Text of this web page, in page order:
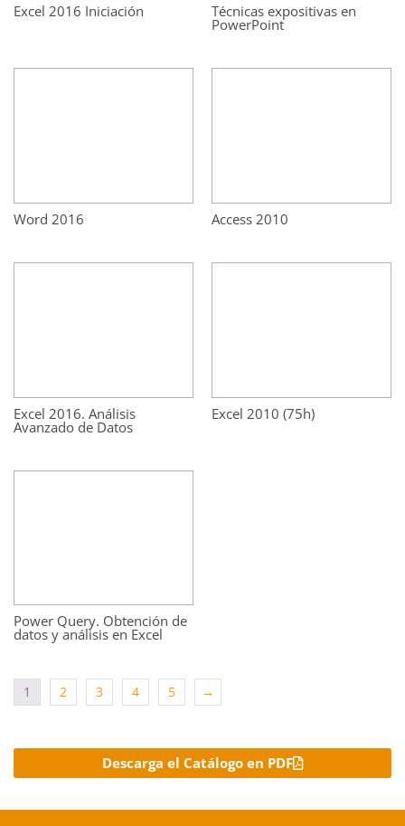
Excel 2016 Iniciación Técnicas expositivas en
PowerPoint
Word 2016 Access 2010
Excel 2016. Análisis
Avanzado de Datos
Excel 2010 (75h)
Power Query. Obtención de
datos y análisis en Excel
1 2 3 4 5 →
Descarga el Catálogo en PDF